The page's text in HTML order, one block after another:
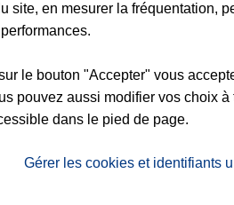
SAINT JEAN
site, en mesurer la fréquentation,
le bouton "Accepter" vous
pouvez aussi modifier vos choix
dans le pied de page.
Gérer les cookies et identifiants